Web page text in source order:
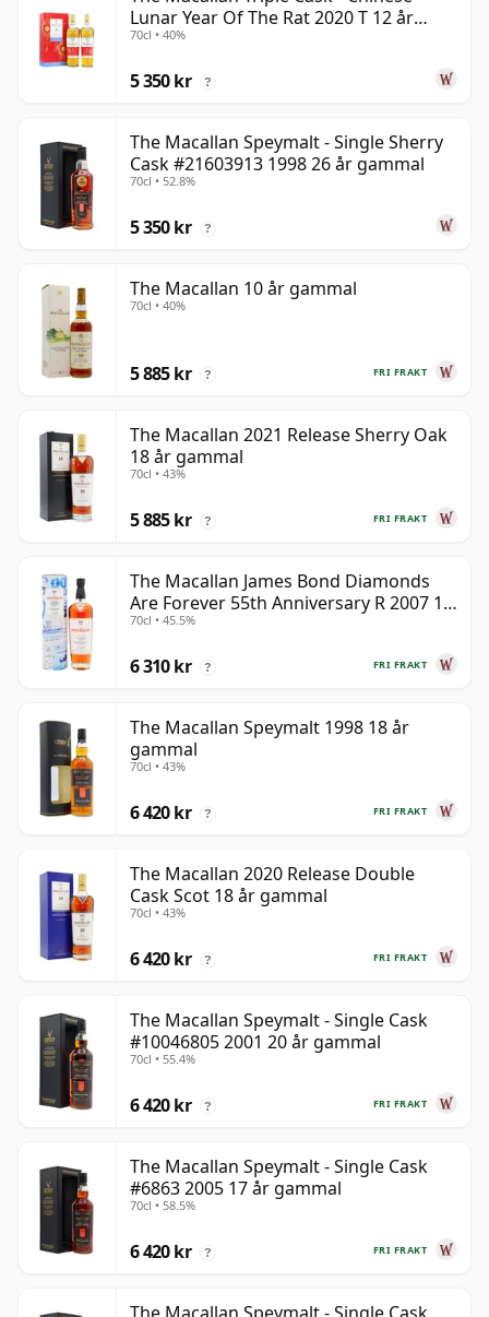
Lunar Year Of The Rat 2020 T 12 år
gammal
70cl • 40%
5 350 kr ?
The Macallan Speymalt - Single Sherry
Cask #21603913 1998 26 år gammal
70cl • 52.8%
5 350 kr ?
The Macallan 10 år gammal
70cl • 40%
FRI FRAKT
5 885 kr ?
The Macallan 2021 Release Sherry Oak
18 år gammal
70cl • 43%
FRI FRAKT
5 885 kr ?
The Macallan James Bond Diamonds
Are Forever 55th Anniversary R 2007 18
år gammal
70cl • 45.5%
FRI FRAKT
6 310 kr ?
The Macallan Speymalt 1998 18 år
gammal
70cl • 43%
FRI FRAKT
6 420 kr ?
The Macallan 2020 Release Double
Cask Scot 18 år gammal
70cl • 43%
FRI FRAKT
6 420 kr ?
The Macallan Speymalt - Single Cask
#10046805 2001 20 år gammal
70cl • 55.4%
FRI FRAKT
6 420 kr ?
The Macallan Speymalt - Single Cask
#6863 2005 17 år gammal
70cl • 58.5%
FRI FRAKT
6 420 kr ?